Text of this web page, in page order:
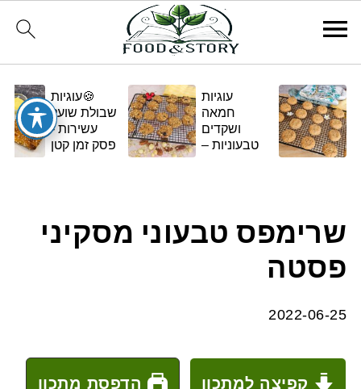
עוגיות
חמאה
ושקדים
טבעוניות –
🍪עוגיות
שבולת שועל
עשירות -
פסק זמן קטן
שרימפס טבעוני מסקיני
פסטה
2022-06-25
קפיצה למתכון הדפסת מתכון